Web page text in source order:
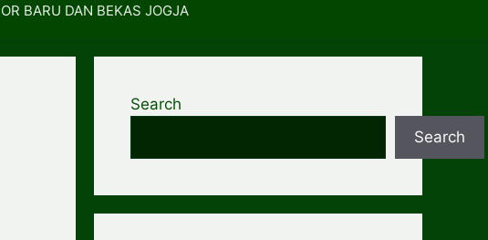
BARU DAN BEKAS JOGJA
Search
Search